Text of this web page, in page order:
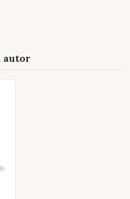
autor